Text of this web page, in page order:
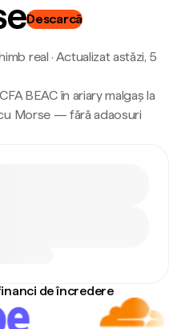
Descarcă
real · Actualizat astăzi, 5
BEAC în ariary malgaș la
Morse — fără adaosuri
de încredere